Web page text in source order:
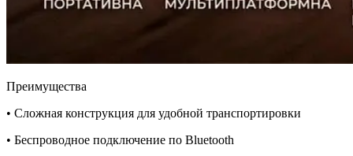
Преимущества
• Сложная конструкция для удобной транспортировки
• Беспроводное подключение по Bluetooth